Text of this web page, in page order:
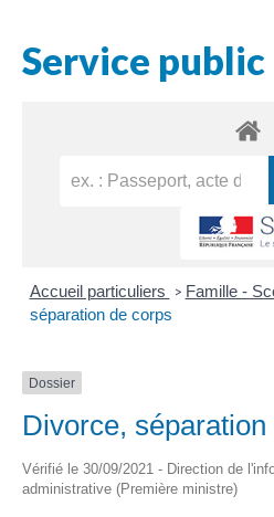
Service public
Accueil particuliers > Famille -
séparation de corps
Dossier
Divorce,
Vérifié le 30/09/2021 - Direction de
administrative (Première ministre)